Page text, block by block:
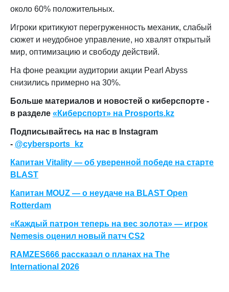
около 60% положительных.
Игроки критикуют перегруженность механик, слабый
сюжет и неудобное управление, но хвалят открытый
мир, оптимизацию и свободу действий.
На фоне реакции аудитории акции Pearl Abyss
снизились примерно на 30%.
Больше материалов и новостей о киберспорте -
в разделе «Киберспорт» на Prosports.kz
Подписывайтесь на нас в Instagram
- @cybersports_kz
Капитан Vitality — об уверенной победе на старте
BLAST
Капитан MOUZ — о неудаче на BLAST Open
Rotterdam
«Каждый патрон теперь на вес золота» — игрок
Nemesis оценил новый патч CS2
RAMZES666 рассказал о планах на The
International 2026